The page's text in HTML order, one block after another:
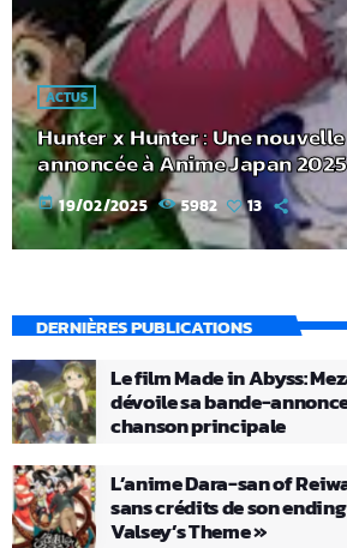
ACTUS
Hunter x Hunter : Une
annoncée à Anime Japan
today 19/02/2025 5982 13
DERNIÈRES PUBLICATIONS
Le film Made in Abyss:
dévoile sa bande-
chanson principale
L’anime Dara-san of
sans crédits de son
Valsey’s Theme »